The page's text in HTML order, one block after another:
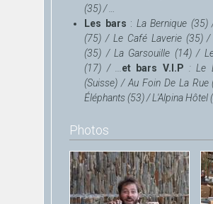
(35) / …
Les bars : La Bernique (35)
(75) / Le Café Laverie (35) /
(35) / La Garsouille (14) /
(17) / ... et bars V.I.P : Le
(Suisse) / Au Foin De La
Éléphants (53) / L'Alpina Hôtel
Photos